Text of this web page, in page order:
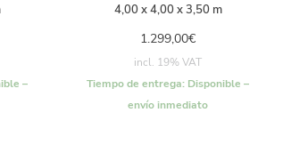
–
4,00 x 4,00 x 3,50 m
1.299,00€
incl. 19% VAT
Tiempo de entrega: Disponible –
envío inmediato